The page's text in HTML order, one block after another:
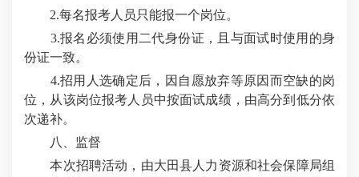
2.每名报考人员只能报一个岗位。
3.报名必须使用二代身份证，且与面试时使用的身
份证一致。
4.招用人选确定后，因自愿放弃等原因而空缺的岗
位，从该岗位报考人员中按面试成绩，由高分到低分依
次递补。
八、监督
本次招聘活动，由大田县人力资源和社会保障局组